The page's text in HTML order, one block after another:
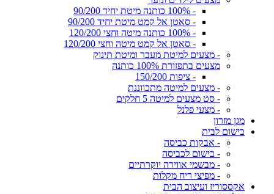
- 100% כותנה מיטת יחיד 90/200
- סאטן אל קמט מיטת יחיד 90/200
- 100% כותנה מיטה וחצי 120/200
- סאטן אל קמט מיטה וחצי 120/200
- מצעים למיטת מעבר ומיטת תינוק
מצעים בתפזורת 100% כותנה
- ציפות 150/200
- מצעים למיטה מתכווננת
- סט מצעים למיטה 5 חלקים
- מצעי פלנל
מגן מזרון
בישום לבית
- אבקות כביסה
- בישום לכביסה
- מבשמי אווירה יוקרתיים
- מפיצי ריח מקלות
אקססוריז ועיצוב הבית